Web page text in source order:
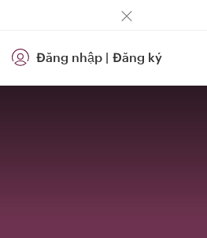
Đăng nhập | Đăng ký